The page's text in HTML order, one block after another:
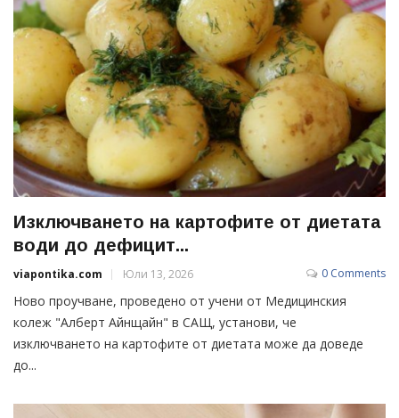
Изключването на картофите от диетата
води до дефицит...
viapontika.com Юли 13, 2026 0 Comments
Ново проучване, проведено от учени от Медицинския
колеж "Алберт Айнщайн" в САЩ, установи, че
изключването на картофите от диетата може да доведе
до...